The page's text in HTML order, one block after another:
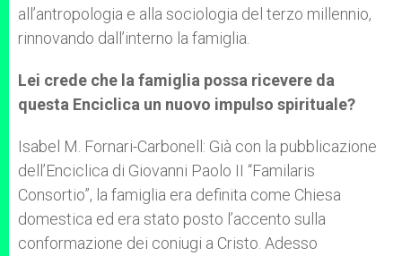
all’antropologia e alla sociologia del terzo millennio,
rinnovando dall’interno la famiglia.
Lei crede che la famiglia possa ricevere da
questa Enciclica un nuovo impulso spirituale?
Isabel M. Fornari-Carbonell: Già con la pubblicazione
dell’Enciclica di Giovanni Paolo II “Familaris
Consortio”, la famiglia era definita come Chiesa
domestica ed era stato posto l’accento sulla
conformazione dei coniugi a Cristo. Adesso